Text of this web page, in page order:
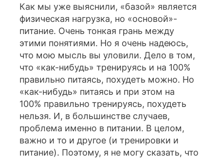
Как мы уже выяснили, «базой» является
физическая нагрузка, но «основой»-
питание. Очень тонкая грань между
этими понятиями. Но я очень надеюсь,
что мою мысль вы уловили. Дело в том,
что «как-нибудь» тренируясь и на 100%
правильно питаясь, похудеть можно. Но
«как-нибудь» питаясь и при этом на
100% правильно тренируясь, похудеть
нельзя. И, в большинстве случаев,
проблема именно в питании. В целом,
важно и то и другое (и тренировки и
питание). Поэтому, я не могу сказать, что